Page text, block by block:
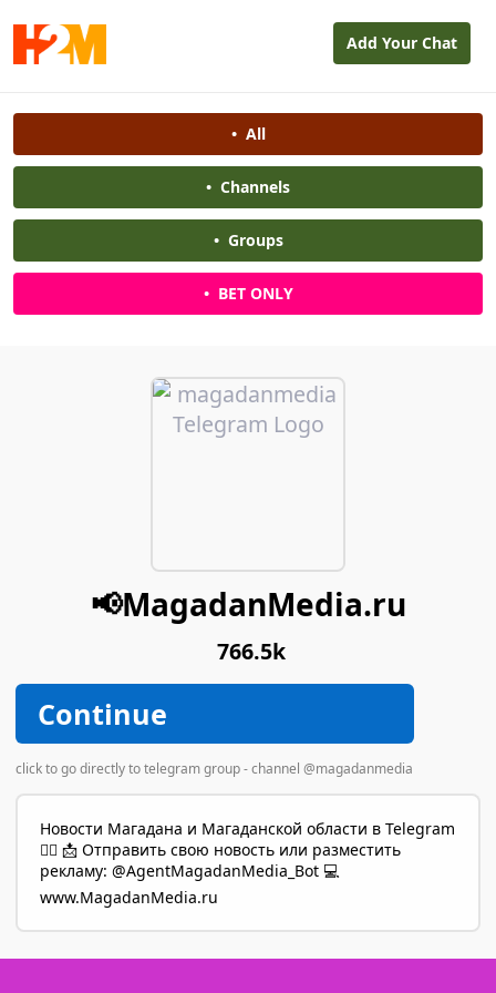
Add Your Chat
•All
• Channels
•Groups
•BET ONLY
📢MagadanMedia.ru
766.5k
Continue
click to go directly to telegram group - channel @magadanmedia
Новости Магадана и Магаданской области в Telegram
👍🏻 📩 Отправить свою новость или разместить
рекламу: @AgentMagadanMedia_Bot 💻
www.MagadanMedia.ru